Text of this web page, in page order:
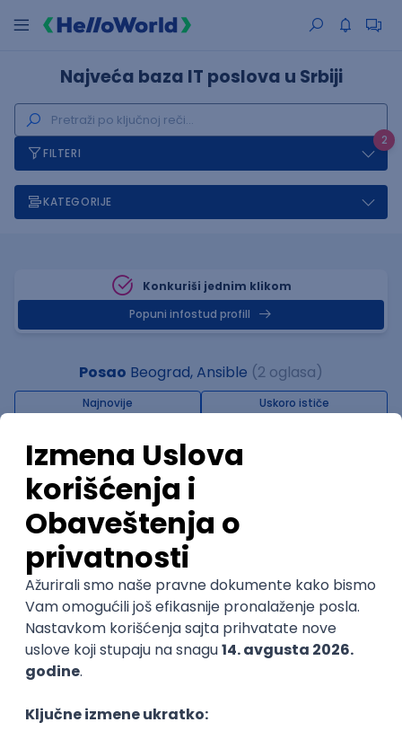
Najveća baza IT poslova u Srbiji
2
FILTERI
KATEGORIJE
Konkuriši jednim klikom
Popuni infostud profill
Posao Beograd, Ansible (2 oglasa)
Najnovije Uskoro ističe
DevOps Engineer
IGT D&B d.o.o.
3.7
Beograd | Hibrid
02.09.2026.
Linux DevOps
Intermediate
Senior @
POSLOVI NA MAIL
KATEGORIJA
TEHNOLOGIJA
SENIORITET
NAČIN RADA